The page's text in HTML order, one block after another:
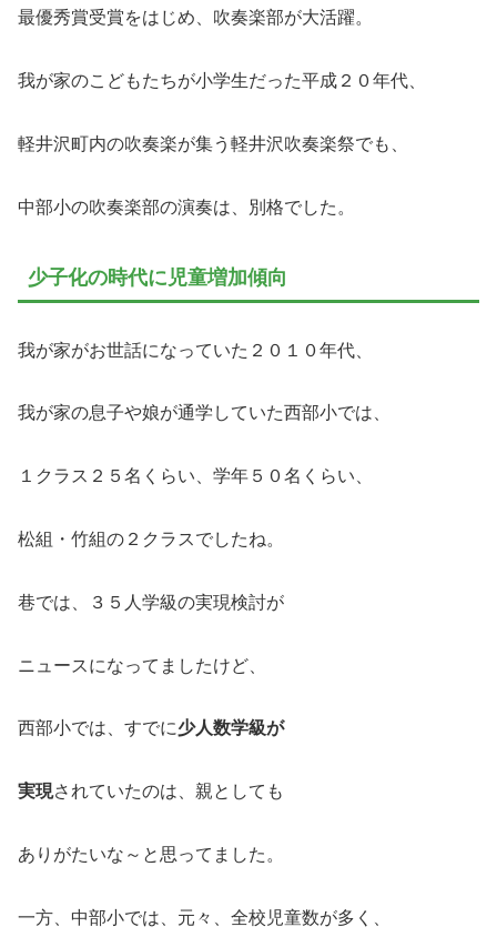
最優秀賞受賞をはじめ、吹奏楽部が大活躍。
我が家のこどもたちが小学生だった平成２０年代、
軽井沢町内の吹奏楽が集う軽井沢吹奏楽祭でも、
中部小の吹奏楽部の演奏は、別格でした。
少子化の時代に児童増加傾向
我が家がお世話になっていた２０１０年代、
我が家の息子や娘が通学していた西部小では、
１クラス２５名くらい、学年５０名くらい、
松組・竹組の２クラスでしたね。
巷では、３５人学級の実現検討が
ニュースになってましたけど、
西部小では、すでに少人数学級が
実現されていたのは、親としても
ありがたいな～と思ってました。
一方、中部小では、元々、全校児童数が多く、